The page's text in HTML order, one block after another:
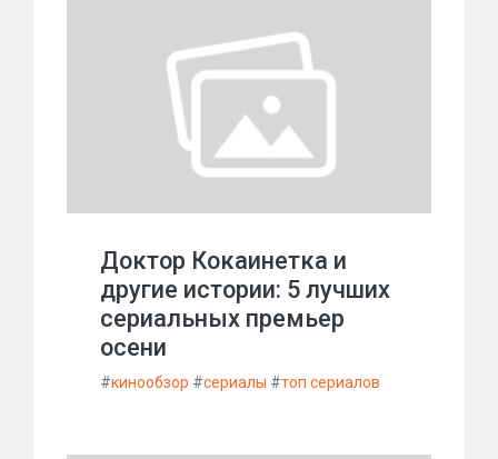
Доктор Кокаинетка и
другие истории: 5 лучших
сериальных премьер
осени
#кинообзор #сериалы #топ сериалов